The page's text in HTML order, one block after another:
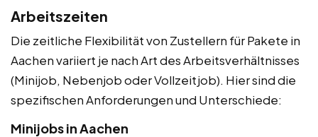
Arbeitszeiten
Die zeitliche Flexibilität von Zustellern für Pakete in
Aachen variiert je nach Art des Arbeitsverhältnisses
(Minijob, Nebenjob oder Vollzeitjob). Hier sind die
spezifischen Anforderungen und Unterschiede:
Minijobs in Aachen